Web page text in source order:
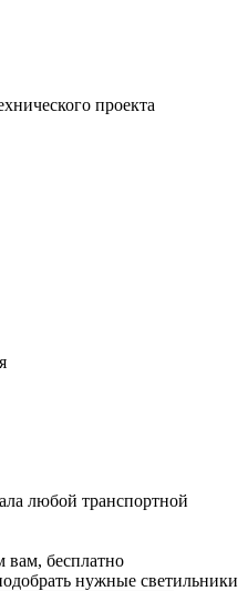
проекта
любой транспортной
вам, бесплатно
нужные светильники